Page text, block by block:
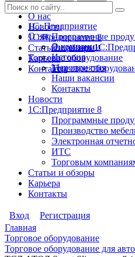
О нас
Новости
1С:Предприятие 8
Статьи и обзоры
Карьера
Контакты
1С: Предприятие
Программные
Лицензии
Торговое оборудование
Торговое
О нас
О компании
История
Мероприятия
Наши вакансии
Контакты
Новости
1С:Предприятие 8
Программные
Производство
Электронная
ИТС
Торговым
Статьи и обзоры
Карьера
Контакты
Вход
Регистрация
Главная
Торговое оборудование
Торговое оборудование для